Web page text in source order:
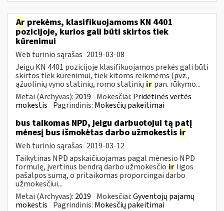
Ar prekėms, klasifikuojamoms KN 4401
pozicijoje, kurios gali būti skirtos tiek
kūrenimui
Web turinio sąrašas 2019-03-08
Jeigu KN 4401 pozicijoje klasifikuojamos prekės gali būti
skirtos tiek kūrenimui, tiek kitoms reikmėms (pvz.,
ąžuolinių vyno statinių, romo statinių ir pan. rūkymo...
Metai (Archyvas): 2019 Mokesčiai: Pridėtinės vertės
mokestis Pagrindinis: Mokesčių pakeitimai
bus taikomas NPD, jeigu darbuotojui tą patį
mėnesį bus išmokėtas darbo užmokestis ir
Web turinio sąrašas 2019-03-12
Taikytinas NPD apskaičiuojamas pagal mėnesio NPD
formulę, įvertinus bendrą darbo užmokesčio ir ligos
pašalpos sumą, o pritaikomas proporcingai darbo
užmokesčiui...
Metai (Archyvas): 2019 Mokesčiai:Gyventojų pajamų
mokestis Pagrindinis: Mokesčių pakeitimai